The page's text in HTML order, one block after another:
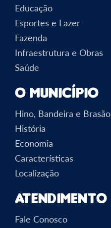
Educação
Esportes e Lazer
Fazenda
Infraestrutura e Obras
Saúde
O Município
Hino, Bandeira e Brasão
História
Economia
Características
Localização
Atendimento
Fale Conosco